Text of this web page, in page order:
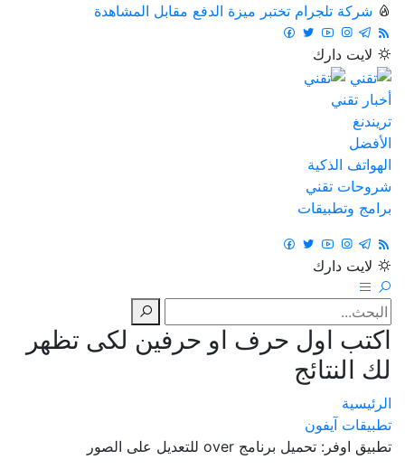
شركة تلجرام تختبر ميزة الدفع مقابل المشاهدة
لايت دارك
أخبار تقني
تريندنغ
الأفضل
الهواتف الذكية
شروحات تقني
برامج وتطبيقات
لايت دارك
اكتب اول حرف او حرفين لكى تظهر
لك النتائج
الرئيسية
تطبيقات آيفون
تطبيق اوفر: تحميل برنامج over للتعديل على الصور